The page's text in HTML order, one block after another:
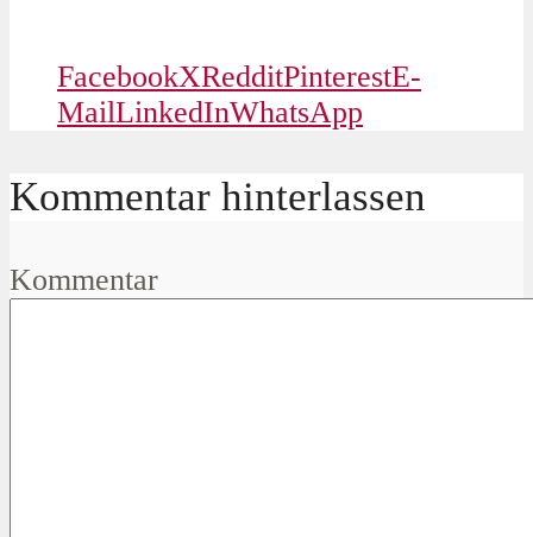
FacebookXRedditPinterestE-
MailLinkedInWhatsApp
Kommentar hinterlassen
Kommentar